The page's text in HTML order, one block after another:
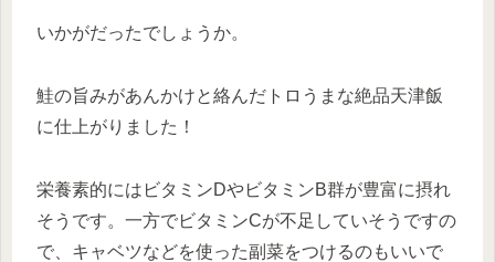
いかがだったでしょうか。
鮭の旨みがあんかけと絡んだトロうまな絶品天津飯
に仕上がりました！
栄養素的にはビタミンDやビタミンB群が豊富に摂れ
そうです。一方でビタミンCが不足していそうですの
で、キャベツなどを使った副菜をつけるのもいいで